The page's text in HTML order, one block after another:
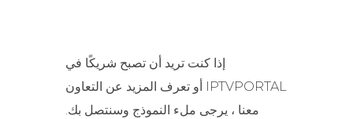
إذا كنت تريد أن تصبح شريكًا في
IPTVPORTAL أو تعرف المزيد عن التعاون
معنا ، يرجى ملء النموذج وسنتصل بك.